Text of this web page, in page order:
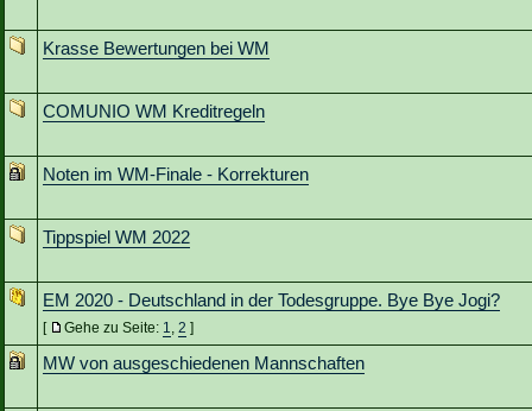
Krasse Bewertungen bei WM
COMUNIO WM Kreditregeln
Noten im WM-Finale - Korrekturen
Tippspiel WM 2022
EM 2020 - Deutschland in der Todesgruppe. Bye Bye Jogi?
[ Gehe zu Seite: 1, 2 ]
MW von ausgeschiedenen Mannschaften